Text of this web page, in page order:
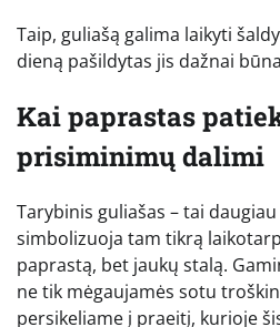
Taip, guliašą galima laikyti
dieną pašildytas jis dažnai
Kai paprastas
prisiminimų dalimi
Tarybinis guliašas – tai
simbolizuoja tam tikrą
paprastą, bet jaukų stalą.
ne tik mėgaujamės sotu
persikeliame į praeitį, kurioje